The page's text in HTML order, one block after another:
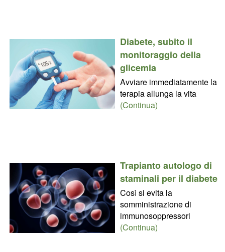
Diabete, subito il
monitoraggio della
glicemia
Avviare immediatamente la
terapia allunga la vita
(Continua)
Trapianto autologo di
staminali per il diabete
Così si evita la
somministrazione di
immunosoppressori
(Continua)